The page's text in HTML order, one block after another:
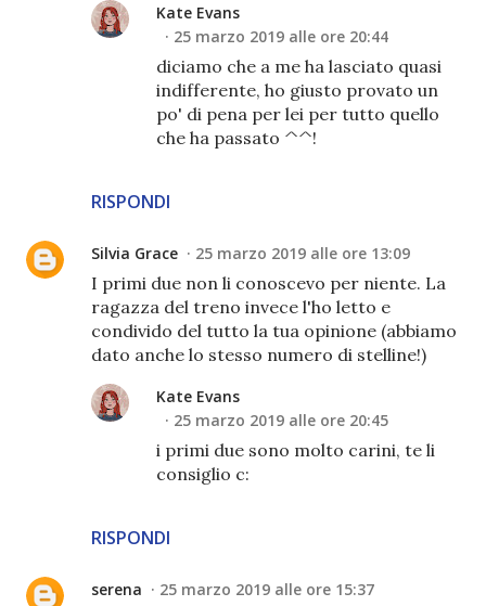
RISPONDI
Kate Evans
25 marzo 2019 alle ore 20:44
diciamo che a me ha lasciato quasi
indifferente, ho giusto provato un
po' di pena per lei per tutto quello
che ha passato ^^!
Silvia Grace 25 marzo 2019 alle ore 13:09
I primi due non li conoscevo per niente. La
ragazza del treno invece l'ho letto e
condivido del tutto la tua opinione (abbiamo
dato anche lo stesso numero di stelline!)
RISPONDI
Kate Evans
25 marzo 2019 alle ore 20:45
i primi due sono molto carini, te li
consiglio c:
serena 25 marzo 2019 alle ore 15:37